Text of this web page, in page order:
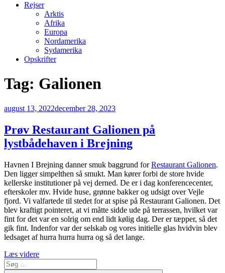
Rejser
Arktis
Afrika
Europa
Nordamerika
Sydamerika
Opskrifter
Tag: Galionen
Udgivet
august 13, 2022december 28, 2023
Prøv Restaurant Galionen på
lystbådehaven i Brejning
Havnen I Brejning danner smuk baggrund forRestaurant Galionen.
Den ligger simpelthen så smukt. Man kører forbi de store hvide
kellerske institutioner på vej derned. De er i dag konferencecenter,
efterskoler mv. Hvide huse, grønne bakker og udsigt over Vejle
fjord. Vi valfartede til stedet for at spise på Restaurant Galionen. Det
blev kraftigt pointeret, at vi måtte sidde ude på terrassen, hvilket var
fint for det var en solrig om end lidt kølig dag. Der er tæpper, så det
gik fint. Indenfor var der selskab og vores initielle glas hvidvin blev
ledsaget af hurra hurra hurra og så det lange.
Læs videre“Prøv
Søg